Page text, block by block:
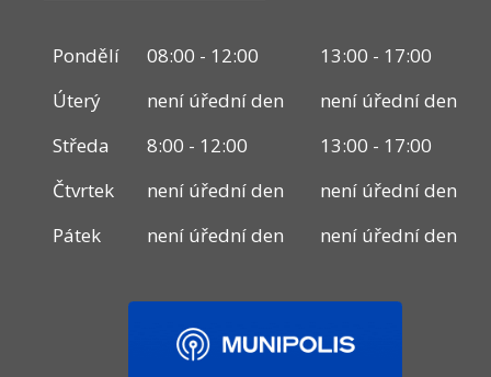
Pondělí 08:00 - 12:00
13:00 - 17:00
Úterý
není úřední den
není úřední den
Středa
8:00 - 12:00
13:00 - 17:00
Čtvrtek
není úřední den
není úřední den
Pátek
není úřední den není úřední den